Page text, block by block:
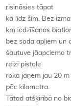
risināsies tāpat
kā līdz šim. Bez
km iedzīšanas
bez soda apļiem un
šautuve jāapciemo
reizi pistole
rokā jāņem jau 20
pēc kilometra.
Tātad atšķirībā no